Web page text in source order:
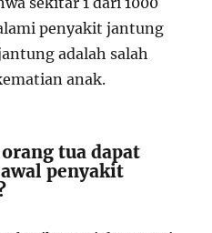
penyakit jantung
adalah salah
anak.
tua dapat
penyakit